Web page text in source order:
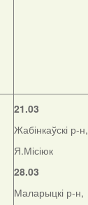
21.03
Жабінкаўскі р-н,
Я.Місіюк
28.03
Маларыцкі р-н,